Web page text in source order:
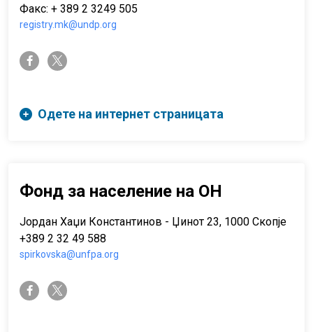
Факс: + 389 2 3249 505
registry.mk@undp.org
facebook-ftwitter-x
Одете на интернет страницата
Фонд за население на ОН
Јордан Хаџи Константинов - Џинот 23, 1000 Скопје
+389 2 32 49 588
spirkovska@unfpa.org
facebook-ftwitter-x